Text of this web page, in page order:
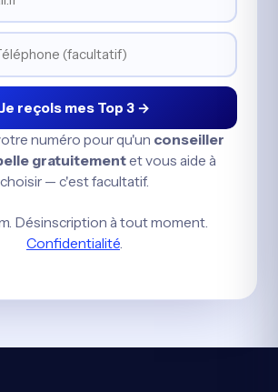
Je reçois mes Top 3 →
numéro pour qu'un conseiller
gratuitementet vous aide à
choisir — c'est facultatif.
Désinscription à tout moment.
Confidentialité